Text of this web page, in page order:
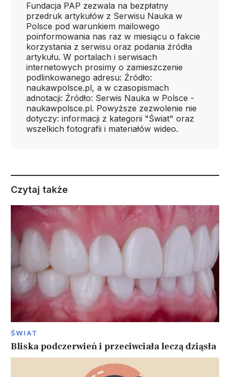
Fundacja PAP zezwala na bezpłatny
przedruk artykułów z Serwisu Nauka w
Polsce pod warunkiem mailowego
poinformowania nas raz w miesiącu o fakcie
korzystania z serwisu oraz podania źródła
artykułu. W portalach i serwisach
internetowych prosimy o zamieszczenie
podlinkowanego adresu: Źródło:
naukawpolsce.pl, a w czasopismach
adnotacji: Źródło: Serwis Nauka w Polsce -
naukawpolsce.pl. Powyższe zezwolenie nie
dotyczy: informacji z kategorii "Świat" oraz
wszelkich fotografii i materiałów wideo.
Czytaj także
ŚWIAT
Bliska podczerwień i przeciwciała leczą dziąsła